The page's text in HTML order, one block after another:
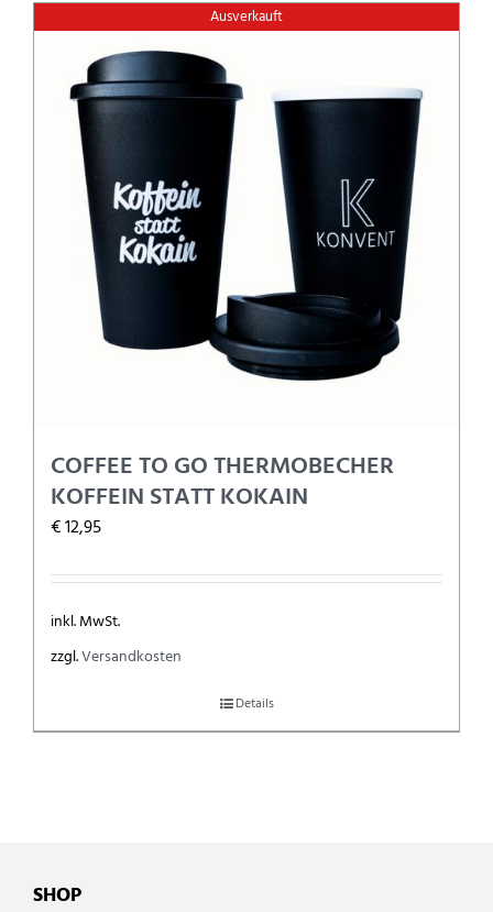
Ausverkauft
COFFEE TO GO THERMOBECHER
KOFFEIN STATT KOKAIN
€12,95
inkl. MwSt.
zzgl.Versandkosten
Details
SHOP